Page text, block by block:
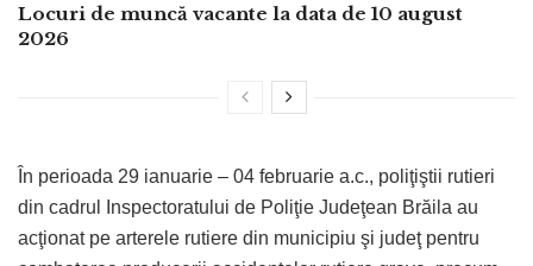
Locuri de muncă vacante la data de 10 august
2026
În perioada 29 ianuarie – 04 februarie a.c., poliţiştii rutieri
din cadrul Inspectoratului de Poliţie Judeţean Brăila au
acţionat pe arterele rutiere din municipiu şi judeţ pentru